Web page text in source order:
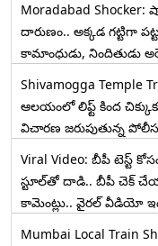
Moradabad
దారుణం.. అక్కడ గట్టిగా
కామాంధుడు, నిందితుడు
Shivamogga
ఆలయంలో లిఫ్ట్ కింద
విచారణ జరుపుతున్న
Viral Video: బీపీ టెస్ట్‌
స్టూల్‌తో దాడి.. బీపీ చెక్
కామెంట్లు.. వైరల్ వీడియో
Mumbai Local Train